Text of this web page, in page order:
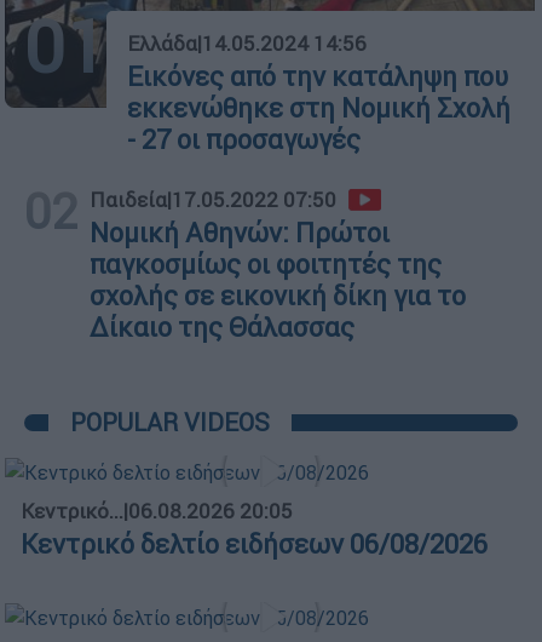
01 Ελλάδα|14.05.2024 14:56
Εικόνες από την κατάληψη που
εκκενώθηκε στη Νομική Σχολή
- 27 οι προσαγωγές
02 Παιδεία|17.05.2022 07:50
Νομική Αθηνών: Πρώτοι
παγκοσμίως οι φοιτητές της
σχολής σε εικονική δίκη για το
Δίκαιο της Θάλασσας
POPULAR VIDEOS
Κεντρικό...|06.08.2026 20:05
Κεντρικό δελτίο ειδήσεων 06/08/2026